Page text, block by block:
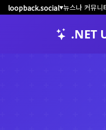
loopback.social▼FOSS for All
.NET